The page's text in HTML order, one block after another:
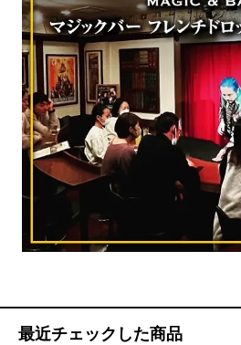
最近チェックした商品